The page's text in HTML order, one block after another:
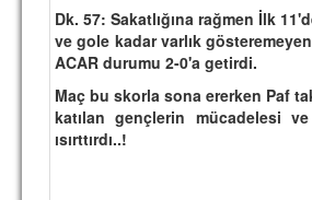
MULTİMEDYA
FOTOĞRAF & VİDEOLAR
MARŞ & TEZAHÜRATLAR
KULÜP
Dk. 57: Sakatlığına rağmen İlk
ve gole kadar varlık
ACAR durumu 2-0'a getirdi.
Maç bu skorla sona ererken Paf
katılan gençlerin mücadelesi
ısırttırdı..!